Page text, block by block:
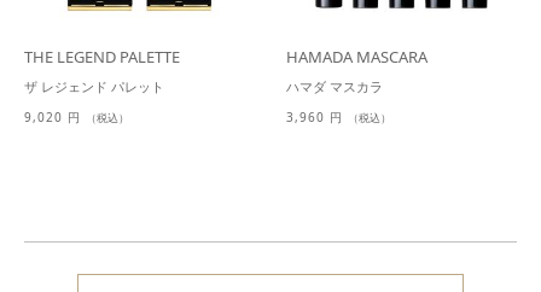
THE LEGEND PALETTE
ザ レジェンド パレット
9,020 円 （税込）
HAMADA MASCARA
ハマダ マスカラ
3,960 円 （税込）